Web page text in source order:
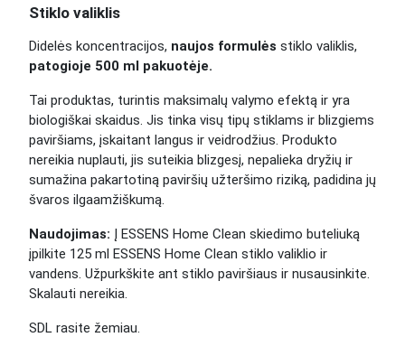
Stiklo valiklis
Didelės koncentracijos, naujos formulės stiklo valiklis,
patogioje 500 ml pakuotėje.
Tai produktas, turintis maksimalų valymo efektą ir yra
biologiškai skaidus. Jis tinka visų tipų stiklams ir blizgiems
paviršiams, įskaitant langus ir veidrodžius. Produkto
nereikia nuplauti, jis suteikia blizgesį, nepalieka dryžių ir
sumažina pakartotiną paviršių užteršimo riziką, padidina jų
švaros ilgaamžiškumą.
Naudojimas: Į ESSENS Home Clean skiedimo buteliuką
įpilkite 125 ml ESSENS Home Clean stiklo valiklio ir
vandens. Užpurkškite ant stiklo paviršiaus ir nusausinkite.
Skalauti nereikia.
SDL rasite žemiau.